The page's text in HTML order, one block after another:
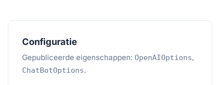
Configuratie
Gepubliceerde eigenschappen: OpenAIOptions,
ChatBotOptions.